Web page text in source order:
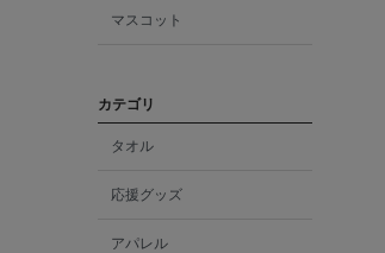
マスコット
カテゴリ
タオル
応援グッズ
アパレル